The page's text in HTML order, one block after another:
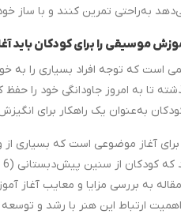
به‌راحتی تمرین کنند و با ساز خود
موسیقی را برای کودکان باید
است که توجه افراد بسیاری را
تا به امروز جاودانگی خود را
به‌عنوان یک راهکار برای
آغاز موضوعی است که بسیاری
به بررسی مزایا و معایب
ارتباط این هنر با رشد و